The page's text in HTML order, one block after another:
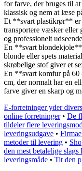
for farve, der bruges til
klassisk og nem at læse
Et **svart plastikrør** er
transportere væsker eller
og professionelt
En **svart
blonde eller spets
skrøbelige stof giver et
En **svart komfur på 60
cm, der normalt har en
farve giver en skarp og
E-forretninger yder
online forretninger• De
tildeler flere
leveringsudgave •
metoder til levering •
den mest betalelige slags
leveringsmåde • Tit den